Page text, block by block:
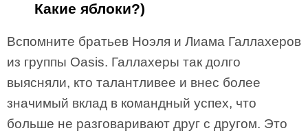
Какие яблоки?)
Вспомните братьев Ноэля и Лиама Галлахеров
из группы Oasis. Галлахеры так долго
выясняли, кто талантливее и внес более
значимый вклад в командный успех, что
больше не разговаривают друг с другом. Это